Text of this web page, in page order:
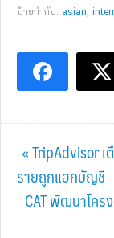
ป้ายกำกับ: asian
Previous
Post:
« TripAdvisor
รายถูกแฮกบัญชี
Next
CAT พัฒนาโคร